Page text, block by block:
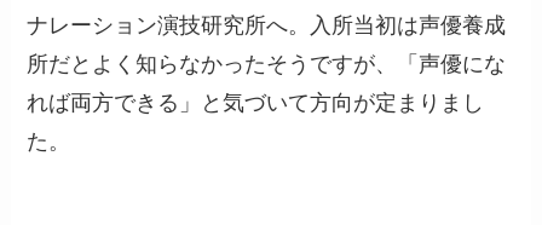
ナレーション演技研究所へ。入所当初は声優養成
所だとよく知らなかったそうですが、「声優にな
れば両方できる」と気づいて方向が定まりまし
た。